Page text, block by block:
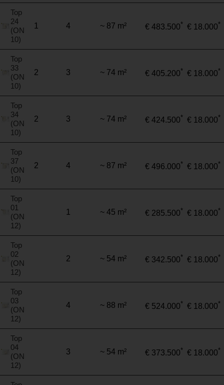
Top
24
(ON
10)
1 4 ~ 87 m² € 483.500* € 18.000*
Top
33
(ON
10)
2 3 ~ 74 m² € 405.200* € 18.000*
Top
34
(ON
10)
2 3 ~ 74 m² € 424.500* € 18.000*
Top
37
(ON
10)
2 4 ~ 87 m² € 496.000* € 18.000*
Top
01
(ON
12)
1 ~ 45 m² € 285.500* € 18.000*
Top
02
(ON
12)
2 ~ 54 m² € 342.500* € 18.000*
Top
03
(ON
12)
4 ~ 88 m² € 524.000* € 18.000*
Top
04
(ON
12)
3 ~ 54 m² € 373.500* € 18.000*